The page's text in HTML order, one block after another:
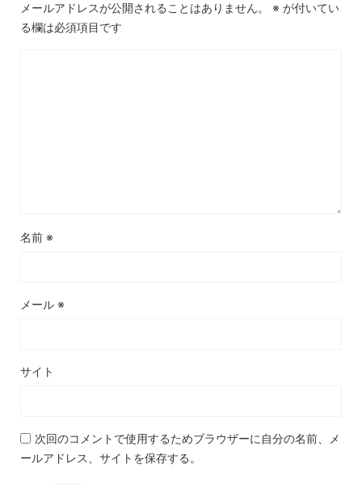
メールアドレスが公開されることはありません。 ※ が付いてい
る欄は必須項目です
名前 ※
メール ※
サイト
次回のコメントで使用するためブラウザーに自分の名前、メ
ールアドレス、サイトを保存する。